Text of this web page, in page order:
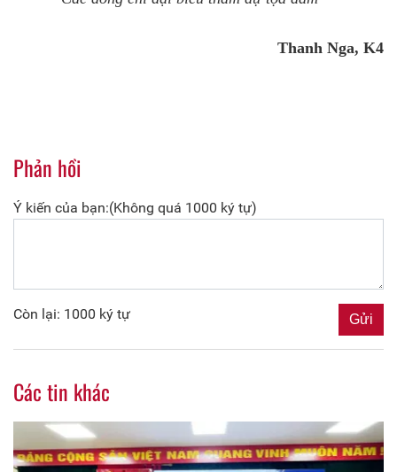
Thanh Nga, K4
Phản hồi
Ý kiến của bạn:(Không quá 1000 ký tự)
Còn lại: 1000 ký tự
Các tin khác